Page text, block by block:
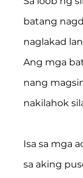
batang
naglakad
Ang mga
nang
nakilahok
Isa sa mga
sa aking